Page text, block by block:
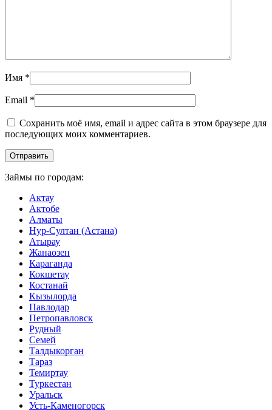
Имя *
Email *
Сохранить моё имя, email и адрес сайта в этом браузере для
последующих моих комментариев.
Займы по городам:
Актау
Актобе
Алматы
Нур-Султан (Астана)
Атырау
Жанаозен
Караганда
Кокшетау
Костанай
Кызылорда
Павлодар
Петропавловск
Рудный
Семей
Талдыкорган
Тараз
Темиртау
Туркестан
Уральск
Усть-Каменогорск